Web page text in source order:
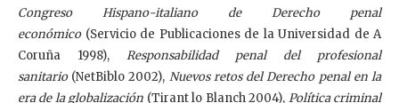
Congreso Hispano-italiano de Derecho penal
económico(Servicio de Publicaciones de la Universidad de A
Coruña 1998), Responsabilidad penal del profesional
sanitario(NetBiblo 2002), Nuevos retos del Derecho penal en la
era de la globalización (Tirant lo Blanch 2004), Política criminal